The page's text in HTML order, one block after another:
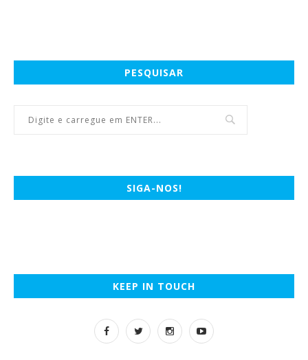
PESQUISAR
SIGA-NOS!
KEEP IN TOUCH